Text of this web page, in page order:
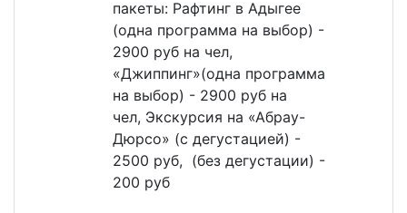
пакеты: Рафтинг в Адыгее
(одна программа на выбор) -
2900 руб на чел,
«Джиппинг»(одна программа
на выбор) - 2900 руб на
чел, Экскурсия на «Абрау-
Дюрсо» (с дегустацией) -
2500 руб, (без дегустации) -
200 руб